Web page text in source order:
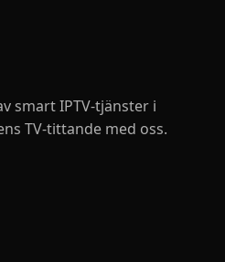
smart IPTV-tjänster i
TV-tittande med oss.